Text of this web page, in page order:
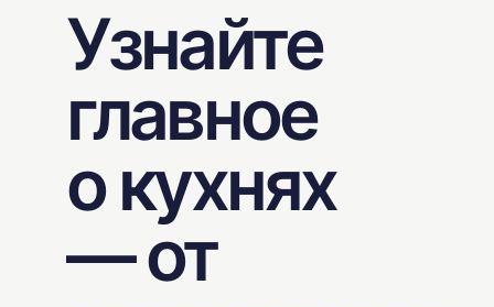
Узнайте
главное
о кухнях
— от